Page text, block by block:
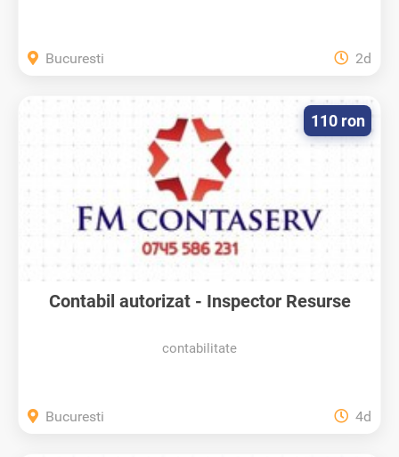
Bucuresti 2d
Contabil autorizat - Inspector Resurse
contabilitate
110 ron
Bucuresti 4d